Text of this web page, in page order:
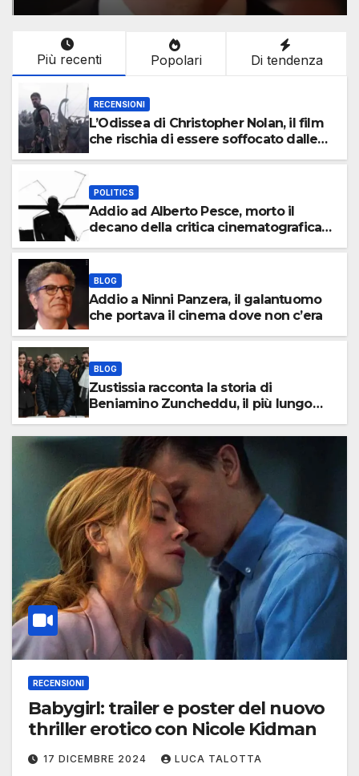
Più recenti Popolari Di tendenza
RECENSIONI
L’Odissea di Christopher Nolan, il film
che rischia di essere soffocato dalle
POLITICS
Addio ad Alberto Pesce, morto il
decano della critica cinematografica
BLOG
Addio a Ninni Panzera, il galantuomo
che portava il cinema dove non c’era
BLOG
Zustissia racconta la storia di
Beniamino Zuncheddu, il più lungo
RECENSIONI
Babygirl: trailer e poster del nuovo
thriller erotico con Nicole Kidman
17 DICEMBRE 2024 LUCA TALOTTA